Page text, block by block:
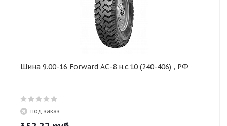
Шина 9.00-16 Forward АС-8 н.с.10 (240-406) , РФ
под заказ